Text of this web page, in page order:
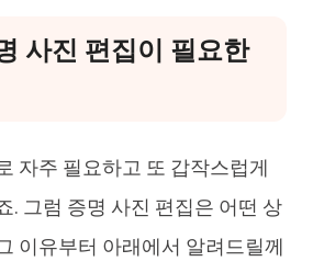
사진 편집이 필요한
자주 필요하고 또 갑작스럽게
. 그럼 증명 사진 편집은 어떤 상
이유부터 아래에서 알려드릴께